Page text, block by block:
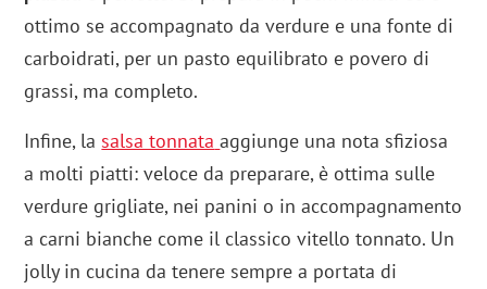
ottimo se accompagnato da verdure e una fonte di
carboidrati, per un pasto equilibrato e povero di
grassi, ma completo.
Infine, la salsa tonnata aggiunge una nota sfiziosa
a molti piatti: veloce da preparare, è ottima sulle
verdure grigliate, nei panini o in accompagnamento
a carni bianche come il classico vitello tonnato. Un
jolly in cucina da tenere sempre a portata di